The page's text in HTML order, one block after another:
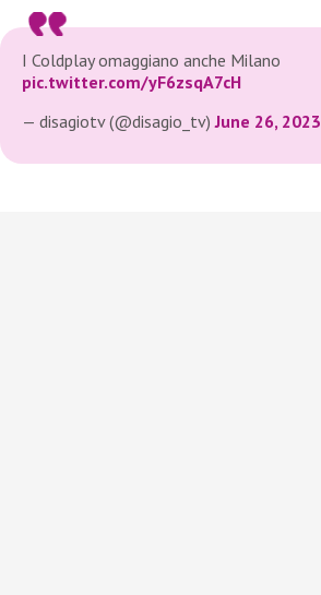
I Coldplay omaggiano anche Milano
pic.twitter.com/yF6zsqA7cH
— disagiotv (@disagio_tv)June 26, 2023